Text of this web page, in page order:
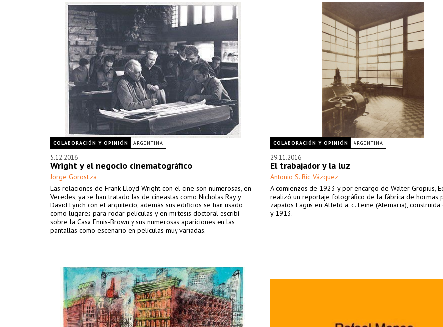
COLABORACIÓN Y OPINIÓN ARGENTINA
5.12.2016
Wright y el negocio cinematográfico
Jorge Gorostiza
Las relaciones de Frank Lloyd Wright con el cine son numerosas, en
Veredes, ya se han tratado las de cineastas como Nicholas Ray y
David Lynch con el arquitecto, además sus edificios se han usado
como lugares para rodar películas y en mi tesis doctoral escribí
sobre la Casa Ennis-Brown y sus numerosas apariciones en las
pantallas como escenario en películas muy variadas.
COLABORACIÓN Y OPINIÓN ARGENTINA
29.11.2016
El trabajador y la luz
Antonio S. Río Vázquez
A comienzos de 1923 y por encargo de Walter Gropius,
realizó un reportaje fotográfico de la fábrica de hormas
zapatos Fagus en Alfeld a. d. Leine (Alemania),
y 1913.